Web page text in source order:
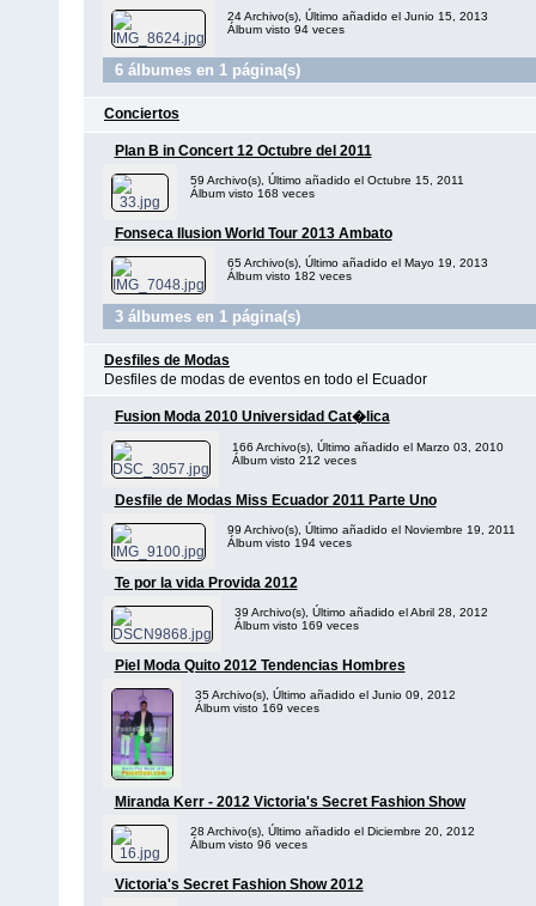
24 Archivo(s), Último añadido el Junio 15, 2013
Álbum visto 94 veces
6 álbumes en 1 página(s)
Conciertos
Plan B in Concert 12 Octubre del 2011
59 Archivo(s), Último añadido el Octubre 15, 2011
Álbum visto 168 veces
Fonseca Ilusion World Tour 2013 Ambato
65 Archivo(s), Último añadido el Mayo 19, 2013
Álbum visto 182 veces
3 álbumes en 1 página(s)
Desfiles de Modas
Desfiles de modas de eventos en todo el Ecuador
Fusion Moda 2010 Universidad Cat�lica
166 Archivo(s), Último añadido el Marzo 03, 2010
Álbum visto 212 veces
Desfile de Modas Miss Ecuador 2011 Parte Uno
99 Archivo(s), Último añadido el Noviembre 19, 2011
Álbum visto 194 veces
Te por la vida Provida 2012
39 Archivo(s), Último añadido el Abril 28, 2012
Álbum visto 169 veces
Piel Moda Quito 2012 Tendencias Hombres
35 Archivo(s), Último añadido el Junio 09, 2012
Álbum visto 169 veces
Miranda Kerr - 2012 Victoria's Secret Fashion Show
28 Archivo(s), Último añadido el Diciembre 20, 2012
Álbum visto 96 veces
Victoria's Secret Fashion Show 2012